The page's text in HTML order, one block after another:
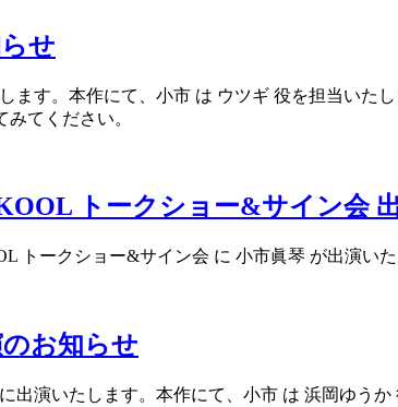
せ
ます。本作にて、小市 は ウツギ 役を担当いた
てください。
トークショー&サイン会
トークショー&サイン会 に 小市眞琴 が出演い
お知らせ
出演いたします。本作にて、小市 は 浜岡ゆう